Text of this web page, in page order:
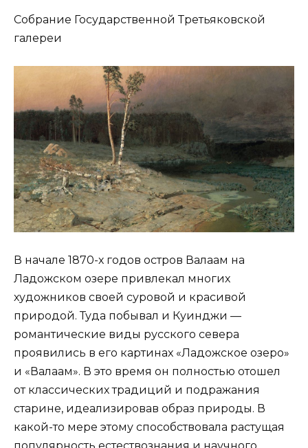
Собрание Государственной Третьяковской
галереи
В начале 1870-х годов остров Валаам на
Ладожском озере привлекал многих
художников своей суровой и красивой
природой. Туда побывал и Куинджи —
романтические виды русского севера
проявились в его картинах «Ладожское озеро»
и «Валаам». В это время он полностью отошел
от классических традиций и подражания
старине, идеализировав образ природы. В
какой-то мере этому способствовала растущая